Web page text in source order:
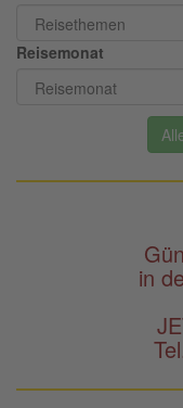
Reisemonat
in